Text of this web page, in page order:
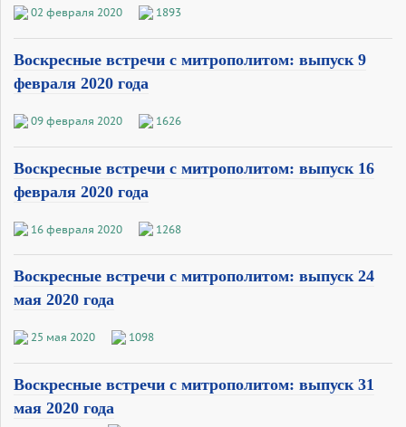
02 февраля 2020 1893
Воскресные встречи с митрополитом: выпуск 9
февраля 2020 года
09 февраля 2020 1626
Воскресные встречи с митрополитом: выпуск 16
февраля 2020 года
16 февраля 2020 1268
Воскресные встречи с митрополитом: выпуск 24
мая 2020 года
25 мая 2020 1098
Воскресные встречи с митрополитом: выпуск 31
мая 2020 года